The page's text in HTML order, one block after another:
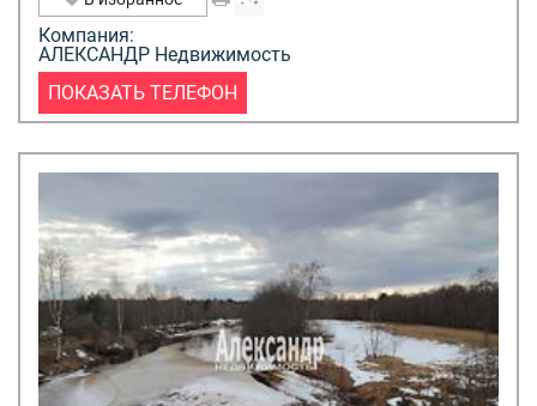
Компания:
АЛЕКСАНДР Недвижимость
ПОКАЗАТЬ ТЕЛЕФОН